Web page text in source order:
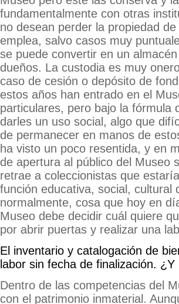
fundamentalmente con otras
no desean perder la propiedad
emplea, salvo casos muy
se puede convertir en un
dueños. La custodia es muy
caso de cesión o depósito de
estos años han entrado en el
particulares, pero bajo la fórmula
darles un uso social, algo que
de permanecer en manos de
ha visto un poco resentida, y en
de apertura al público del Museo
retrae a coleccionistas que
función educativa, social, cultural
normalmente, cosa que hoy en
Museo debe decidir cuál quiere
por abrir puertas y realizar una
El inventario y catalogación de
labor sin fecha de finalización.
Dentro de las competencias del
con el patrimonio inmaterial.